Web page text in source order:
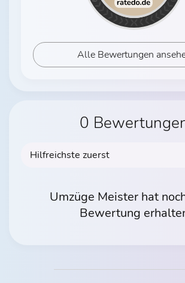
Alle Bewertungen
0
Hilfreichste zuerst
Umzüge Meister hat
Bewertung